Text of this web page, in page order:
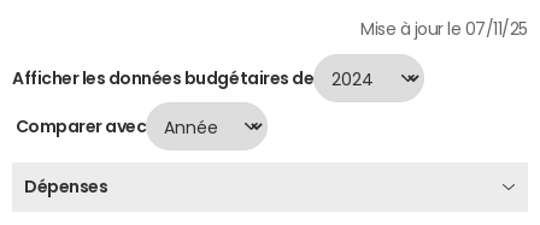
Mise à jour le 07/11/25
Afficher les données budgétaires de
Comparer avec
Dépenses